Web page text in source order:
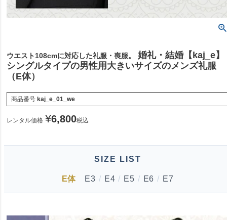
ウエスト108cmに対応した礼服・喪服。
婚礼・結婚【kaj_e】
シングルタイプの男性用大きいサイズのメンズ礼服
（E体）
商品番号 kaj_e_01_we
レンタル価格 ¥6,800税込
SIZE LIST
E体 E3 / E4 / E5 / E6 / E7